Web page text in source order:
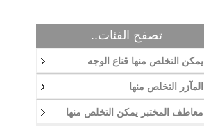
تصفح الفئات..
يمكن التخلص منها قناع الوجه
المآزر التخلص منها
معاطف المختبر يمكن التخلص منها